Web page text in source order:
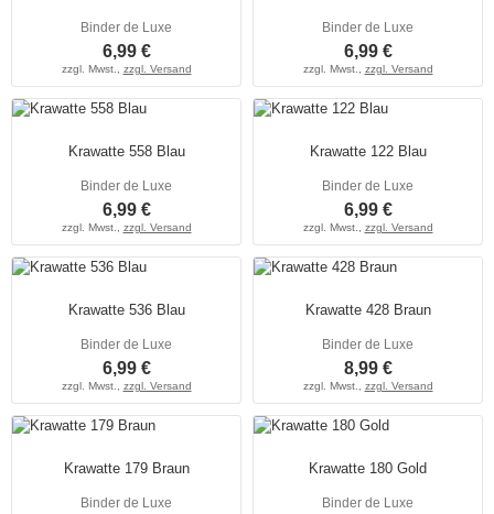
Binder de Luxe
6,99 €
zzgl. Mwst., zzgl. Versand
Binder de Luxe
6,99 €
zzgl. Mwst., zzgl. Versand
Krawatte 558 Blau
Binder de Luxe
6,99 €
zzgl. Mwst., zzgl. Versand
Krawatte 122 Blau
Binder de Luxe
6,99 €
zzgl. Mwst., zzgl. Versand
Krawatte 536 Blau
Binder de Luxe
6,99 €
zzgl. Mwst., zzgl. Versand
Krawatte 428 Braun
Binder de Luxe
8,99 €
zzgl. Mwst., zzgl. Versand
Krawatte 179 Braun
Binder de Luxe
Krawatte 180 Gold
Binder de Luxe